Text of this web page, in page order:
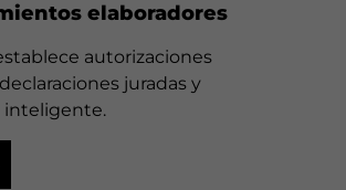
elaboradores
autorizaciones
juradas y
inteligente.